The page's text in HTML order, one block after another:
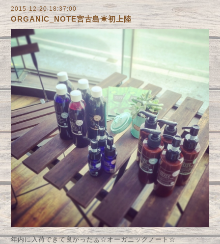
2015-12-20 18:37:00
ORGANIC_NOTE宮古島☀︎初上陸
年内に入荷できて良かったぁ☆オーガニックノート☆